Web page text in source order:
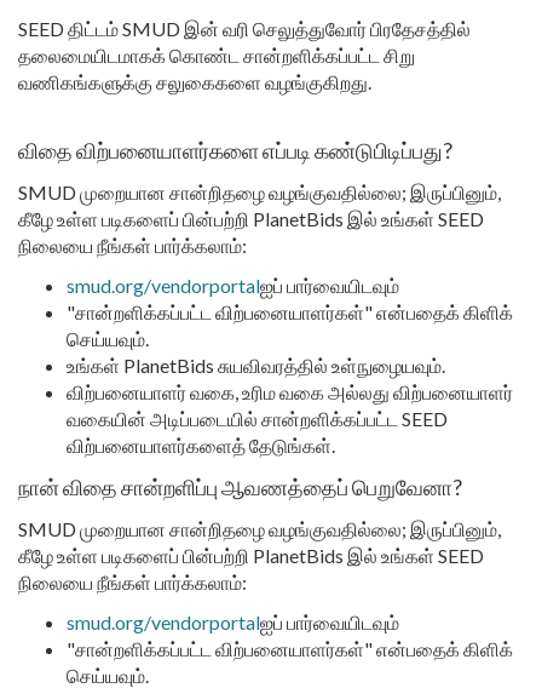
SEED திட்டம் SMUD இன் வரி செலுத்துவோர் பிரதேசத்தில்
தலைமையிடமாகக் கொண்ட சான்றளிக்கப்பட்ட சிறு
வணிகங்களுக்கு சலுகைகளை வழங்குகிறது.
விதை விற்பனையாளர்களை எப்படி கண்டுபிடிப்பது?
SMUD முறையான சான்றிதழை வழங்குவதில்லை; இருப்பினும்,
கீழே உள்ள படிகளைப் பின்பற்றி PlanetBids இல் உங்கள் SEED
நிலையை நீங்கள் பார்க்கலாம்:
smud.org/vendorportalஐப் பார்வையிடவும்
"சான்றளிக்கப்பட்ட விற்பனையாளர்கள்" என்பதைக் கிளிக்
செய்யவும்.
உங்கள் PlanetBids சுயவிவரத்தில் உள்நுழையவும்.
விற்பனையாளர் வகை, உரிம வகை அல்லது விற்பனையாளர்
வகையின் அடிப்படையில் சான்றளிக்கப்பட்ட SEED
விற்பனையாளர்களைத் தேடுங்கள்.
நான் விதை சான்றளிப்பு ஆவணத்தைப் பெறுவேனா?
SMUD முறையான சான்றிதழை வழங்குவதில்லை; இருப்பினும்,
கீழே உள்ள படிகளைப் பின்பற்றி PlanetBids இல் உங்கள் SEED
நிலையை நீங்கள் பார்க்கலாம்:
smud.org/vendorportalஐப் பார்வையிடவும்
"சான்றளிக்கப்பட்ட விற்பனையாளர்கள்" என்பதைக் கிளிக்
செய்யவும்.